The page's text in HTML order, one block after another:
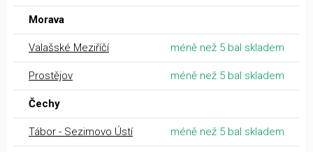
Morava
Valašské Meziříčí méně než 5 bal skladem
Prostějov méně než 5 bal skladem
Čechy
Tábor - Sezimovo Ústí méně než 5 bal skladem